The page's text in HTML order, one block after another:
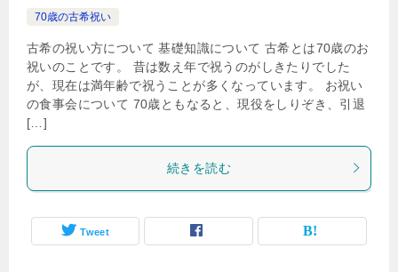
70歳の古希祝い
古希の祝い方について 基礎知識について 古希とは70歳のお
祝いのことです。 昔は数え年で祝うのがしきたりでした
が、現在は満年齢で祝うことが多くなっています。 お祝い
の食事会について 70歳ともなると、現役をしりぞき、引退
[…]
続きを読む
Tweet